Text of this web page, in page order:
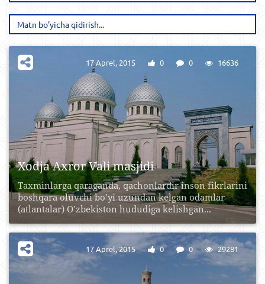
Xodja Axror Vali masjidi
Taxminlarga qaraganda, qachonlardir inson fikrlarini
boshqara oluvchi bo’yi uzundan kelgan odamlar
(atlantalar) O’zbekiston hududiga kelishgan...
17 Aprel, 2015 0 0 16636
17 Aprel, 2015 0 0 29281